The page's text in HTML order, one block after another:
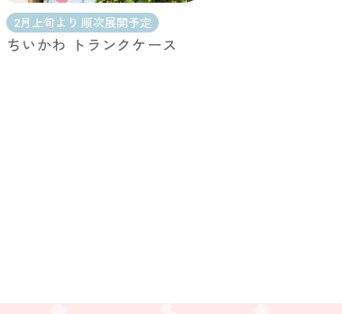
2月上旬より 順次展開予定
ちいかわ トランクケース